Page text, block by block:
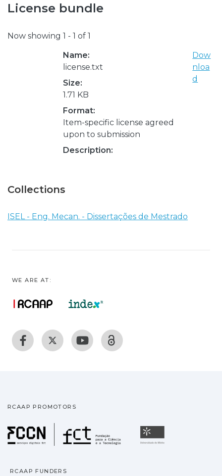
License bundle
Now showing 1 - 1 of 1
Name:
license.txt
Size:
1.71 KB
Format:
Item-specific license agreed
upon to submission
Description:
Dow
nloa
d
Collections
ISEL - Eng. Mecan. - Dissertações de Mestrado
WE ARE AT:
RCAAP PROMOTORS
Fundação para a
RCAAP FUNDERS